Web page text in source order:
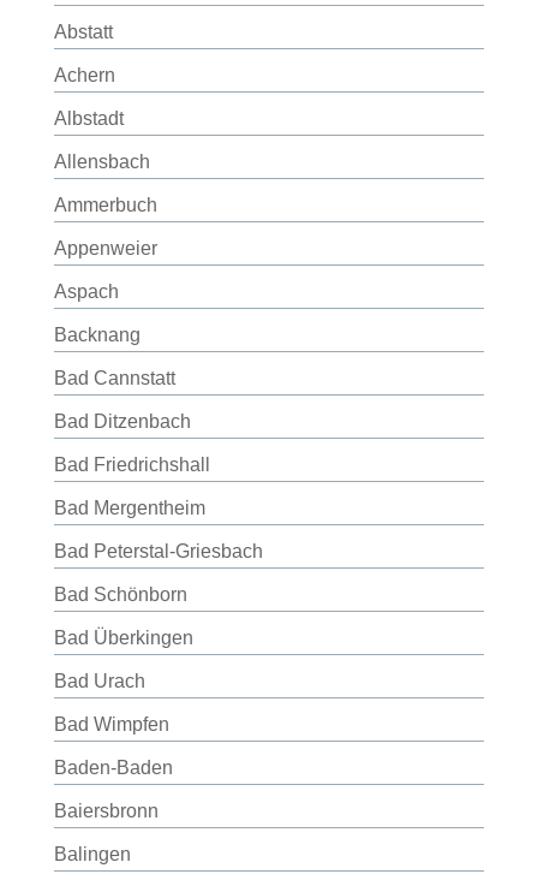
Abstatt
Achern
Albstadt
Allensbach
Ammerbuch
Appenweier
Aspach
Backnang
Bad Cannstatt
Bad Ditzenbach
Bad Friedrichshall
Bad Mergentheim
Bad Peterstal-Griesbach
Bad Schönborn
Bad Überkingen
Bad Urach
Bad Wimpfen
Baden-Baden
Baiersbronn
Balingen